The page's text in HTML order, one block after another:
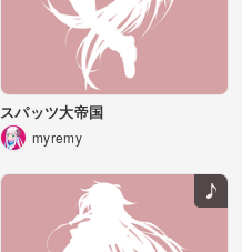
スパッツ大帝国
myremy